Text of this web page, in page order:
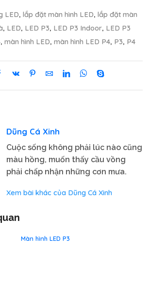
LED, lắp đặt màn hình LED, lắp đặt màn
, LED, LED P3, LED P3 Indoor, LED P3
, màn hình LED, màn hình LED P4, P3, P4
Dũng Cá Xinh
Cuộc sống không phải lúc nào cũng
màu hồng, muốn thấy cầu vồng
phải chấp nhận những cơn mưa.
Xem bài khác của Dũng Cá Xinh